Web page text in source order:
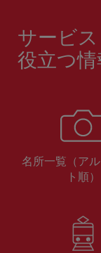
サービス
役立つ情
名所一覧（ア
ト順）